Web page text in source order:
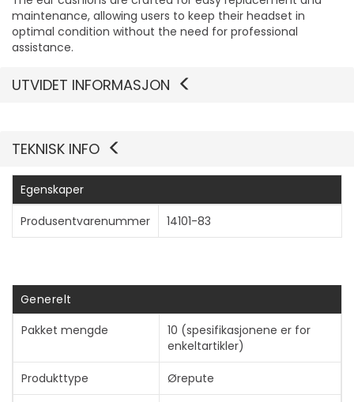
maintenance, allowing users to keep their headset in
optimal condition without the need for professional
assistance.
Vis mer
UTVIDET INFORMASJON
TEKNISK INFO
Egenskaper
Produsentvarenummer
14101-83
Generelt
Pakket mengde
10 (spesifikasjonene er for
enkeltartikler)
Produkttype Ørepute